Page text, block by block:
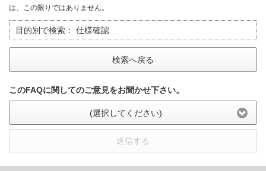
は、この限りではありません。
目的別で検索： 仕様確認
検索へ戻る
このFAQに関してのご意見をお聞かせ下さい。
(選択してください)
送信する